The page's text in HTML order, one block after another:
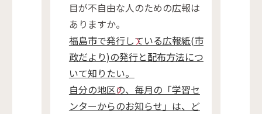
目が不自由な人のための広報は
ありますか。
福島市で発行している広報紙(市
政だより)の発行と配布方法につ
いて知りたい。
自分の地区の、毎月の「学習セ
ンターからのお知らせ」は、ど